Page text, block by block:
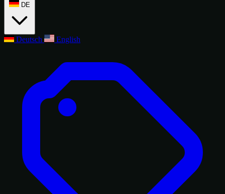
DE
Deutsch English